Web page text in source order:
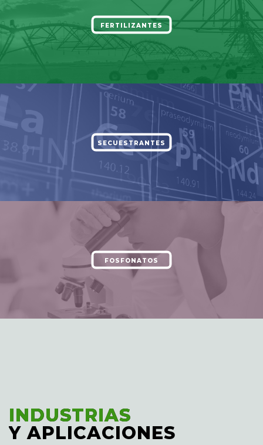
FERTILIZANTES
SECUESTRANTES
FOSFONATOS
INDUSTRIAS
Y APLICACIONES
INDUSTRIAS
Y APLICACIONES